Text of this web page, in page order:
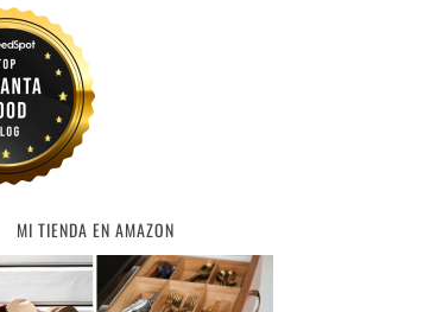
MI TIENDA EN AMAZON